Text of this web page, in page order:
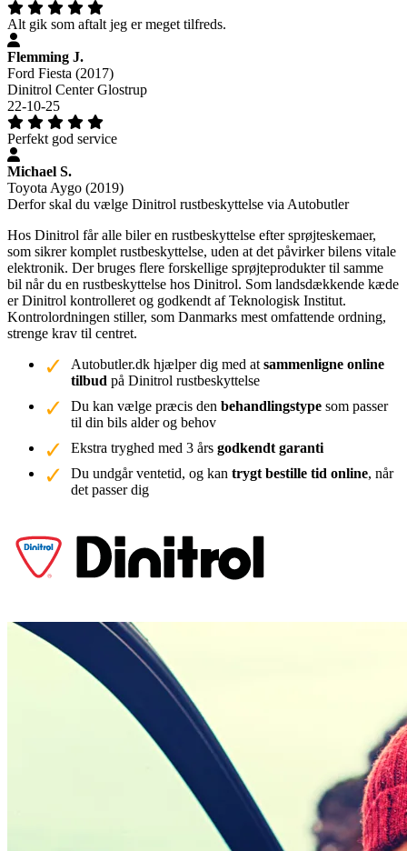
Alt gik som aftalt jeg er meget tilfreds.
Flemming J.
Ford Fiesta (2017)
Dinitrol Center Glostrup
22-10-25
Perfekt god service
Michael S.
Toyota Aygo (2019)
Derfor skal du vælge Dinitrol rustbeskyttelse via Autobutler
Hos Dinitrol får alle biler en rustbeskyttelse efter sprøjteskemaer,
som sikrer komplet rustbeskyttelse, uden at det påvirker bilens vitale
elektronik. Der bruges flere forskellige sprøjteprodukter til samme
bil når du en rustbeskyttelse hos Dinitrol. Som landsdækkende kæde
er Dinitrol kontrolleret og godkendt af Teknologisk Institut.
Kontrolordningen stiller, som Danmarks mest omfattende ordning,
strenge krav til centret.
Autobutler.dk hjælper dig med at sammenligne online
tilbud på Dinitrol rustbeskyttelse
Du kan vælge præcis den behandlingstype som passer
til din bils alder og behov
Ekstra tryghed med 3 års godkendt garanti
Du undgår ventetid, og kan trygt bestille tid online, når
det passer dig